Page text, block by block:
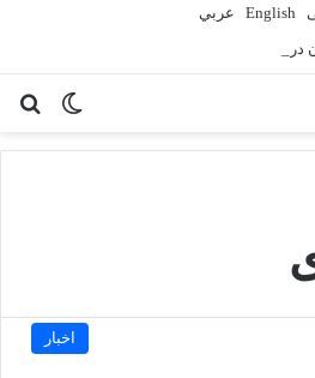
English
عربي
تغییر
اخبار